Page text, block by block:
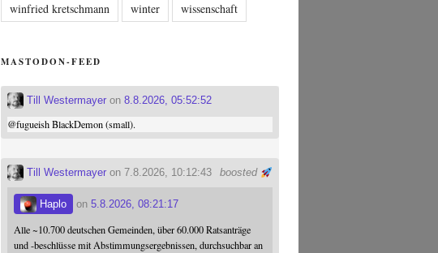
winfried kretschmann
winter wissenschaft
MASTODON-FEED
Till Westermayer on8.8.2026, 05:52:52
@fugueishBlackDemon (small).
boosted
Till Westermayer on 7.8.2026, 10:12:43
Haplo on5.8.2026, 08:21:17
Alle ~10.700 deutschen Gemeinden, über 60.000 Ratsanträge
und -beschlüsse mit Abstimmungsergebnissen, durchsuchbar an